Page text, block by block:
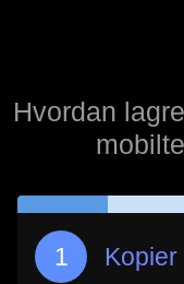
Hvordan